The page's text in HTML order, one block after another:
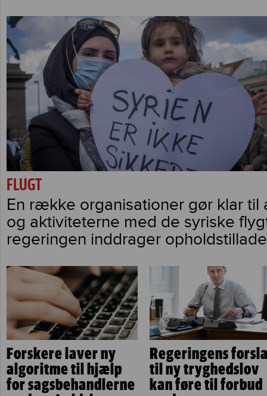
FLUGT
En række organisationer gør klar til
og aktiviteterne med de syriske
regeringen inddrager
Forskere laver ny
algoritme til hjælp
for sagsbehandlerne
Regeringens
til ny tryghedslov
kan føre til forbud